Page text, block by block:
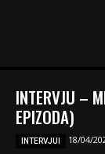
INTERVJU –
EPIZODA)
INTERVJUI 18/04/